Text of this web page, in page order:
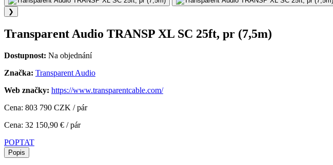
❯
Transparent Audio TRANSP XL SC 25ft, pr (7,5m)
Dostupnost: Na objednání
Značka: Transparent Audio
Web značky: https://www.transparentcable.com/
Cena: 803 790 CZK / pár
Cena: 32 150,90 € / pár
POPTAT
Popis